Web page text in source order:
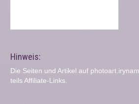
Hinweis:
Die Seiten und Artikel auf
teils Affiliate-Links.